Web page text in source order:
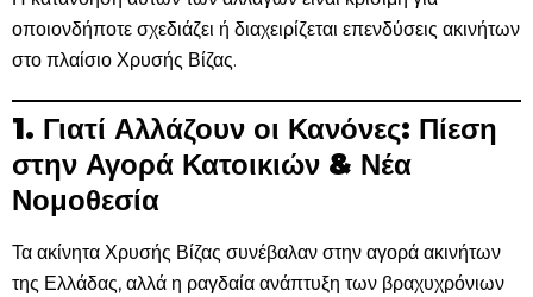
οποιονδήποτε σχεδιάζει ή διαχειρίζεται επενδύσεις ακινήτων
στο πλαίσιο Χρυσής Βίζας.
1. Γιατί Αλλάζουν οι Κανόνες: Πίεση
στην Αγορά Κατοικιών & Νέα
Νομοθεσία
Τα ακίνητα Χρυσής Βίζας συνέβαλαν στην αγορά ακινήτων
της Ελλάδας, αλλά η ραγδαία ανάπτυξη των βραχυχρόνιων